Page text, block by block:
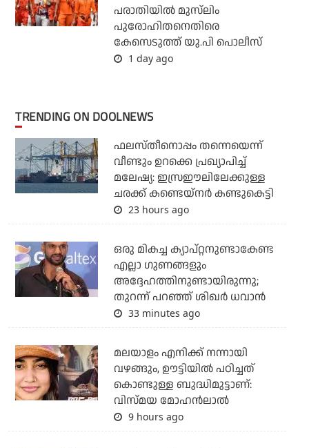
പരാതിയില്‍ മുസ്‌ലിം
പുരോഹിതനെതിരെ
കേസെടുത്ത് യു.പി പൊലീസ്
1 day ago
TRENDING ON DOOLNEWS
ഫലസ്തീനൊപ്പം തന്നെയെന്ന്
വീണ്ടും ഉറക്കെ പ്രഖ്യാപിച്ച്
മലേഷ്യ: ഇസ്രഈലിലേക്കുള്ള
ചരക്ക് കണ്ടെയ്‌നര്‍ കണ്ടുകെട്ടി
23 hours ago
ഒരു മികച്ച ക്യാപ്റ്റനുണ്ടാകേണ്ട
എല്ലാ ഗുണങ്ങളും
അദ്ദേഹത്തിനുണ്ടായിരുന്നു;
തുറന്ന് പറഞ്ഞ് ശിഖര്‍ ധവാന്‍
33 minutes ago
മലയാളം എനിക്ക് നന്നായി
വഴങ്ങും, ഊട്ടിയില്‍ പഠിച്ചത്
കൊണ്ടുള്ള ബുദ്ധിമുട്ടാണ്:
വിസ്മയ മോഹന്‍ലാല്‍
9 hours ago